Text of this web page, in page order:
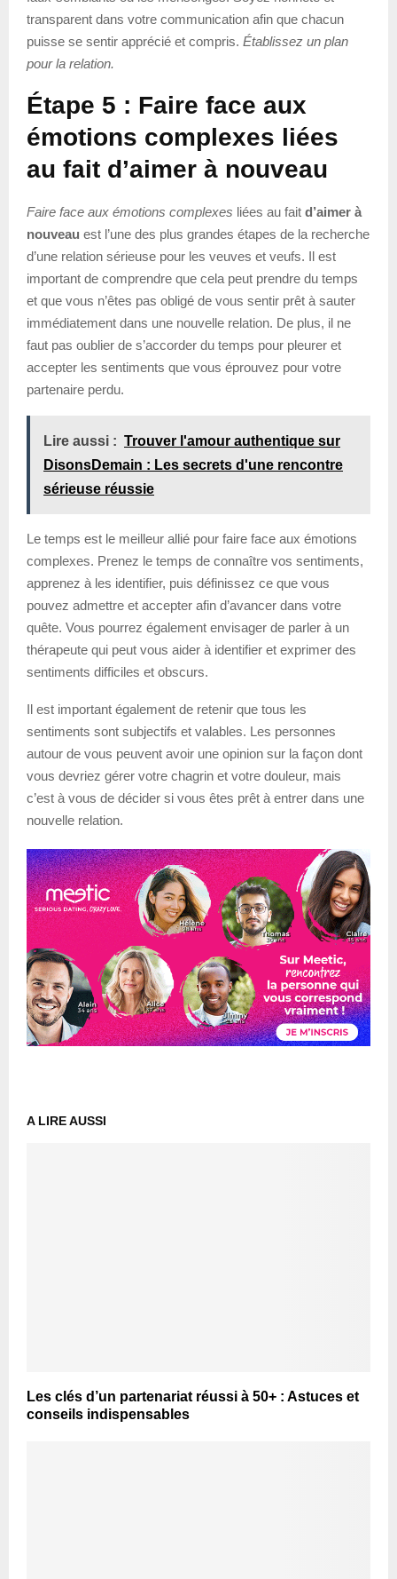
transparent dans votre communication afin que chacun
puisse se sentir apprécié et compris. Établissez un plan
pour la relation.
Étape 5 : Faire face aux
émotions complexes liées
au fait d’aimer à nouveau
Faire face aux émotions complexes liées au fait d’aimer à
nouveau est l’une des plus grandes étapes de la recherche
d’une relation sérieuse pour les veuves et veufs. Il est
important de comprendre que cela peut prendre du temps
et que vous n’êtes pas obligé de vous sentir prêt à sauter
immédiatement dans une nouvelle relation. De plus, il ne
faut pas oublier de s’accorder du temps pour pleurer et
accepter les sentiments que vous éprouvez pour votre
partenaire perdu.
Lire aussi : Trouver l'amour authentique sur
DisonsDemain : Les secrets d'une rencontre
sérieuse réussie
Le temps est le meilleur allié pour faire face aux émotions
complexes. Prenez le temps de connaître vos sentiments,
apprenez à les identifier, puis définissez ce que vous
pouvez admettre et accepter afin d’avancer dans votre
quête. Vous pourrez également envisager de parler à un
thérapeute qui peut vous aider à identifier et exprimer des
sentiments difficiles et obscurs.
Il est important également de retenir que tous les
sentiments sont subjectifs et valables. Les personnes
autour de vous peuvent avoir une opinion sur la façon dont
vous devriez gérer votre chagrin et votre douleur, mais
c’est à vous de décider si vous êtes prêt à entrer dans une
nouvelle relation.
A LIRE AUSSI
Les clés d’un partenariat réussi à 50+ : Astuces et
conseils indispensables